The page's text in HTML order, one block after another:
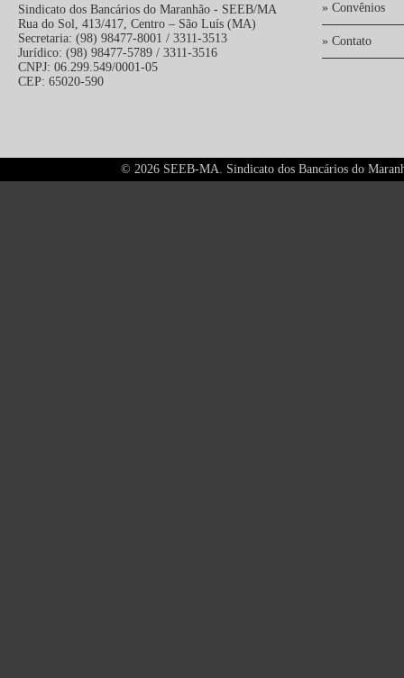
Sindicato dos Bancários do Maranhão - SEEB/MA
Rua do Sol, 413/417, Centro – São Luís (MA)
Secretaria: (98) 98477-8001 / 3311-3513
Jurídico: (98) 98477-5789 / 3311-3516
CNPJ: 06.299.549/0001-05
CEP: 65020-590
» Convênios
» Contato
© 2026 SEEB-MA. Sindicato dos Bancários do